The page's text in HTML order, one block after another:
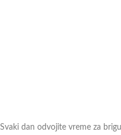
Svaki dan odvojite vreme za